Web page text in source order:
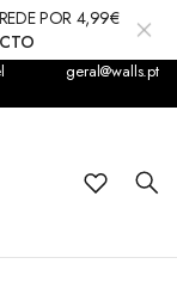
POR 4,99€
geral@walls.pt